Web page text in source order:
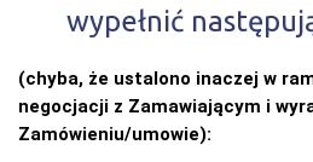
wypełnić
(chyba, że ustalono inaczej w
negocjacji z Zamawiającym i
Zamówieniu/umowie):